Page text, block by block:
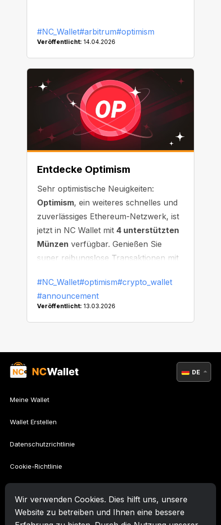
Wir verwenden Cookies. Dies hilft uns, unsere
Website zu betreiben und Ihnen eine bessere
#NC_Wallet#arbitrum#optimism
Veröffentlicht: 14.04.2026
Entdecke Optimism
Sehr optimistische Neuigkeiten:
Optimism, ein weiteres schnelles und
zuverlässiges Ethereum-Netzwerk, ist
jetzt in NC Wallet mit 4 unterstützten
Münzen verfügbar. Genießen Sie
super reibungslose Transaktionen mit
#NC_Wallet#optimism#crypto_wallet
#announcement
Veröffentlicht: 13.03.2026
Meine Wallet
Wallet Erstellen
Datenschutzrichtlinie
Cookie-Richtlinie
Nutzungsbedingungen
DE